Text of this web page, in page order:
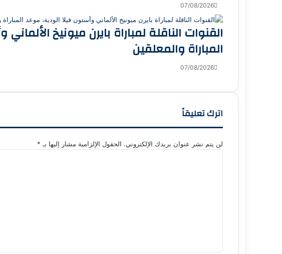
07/08/2026
القنوات الناقلة لمباراة بايرن ميونيخ
المباراة والمعلقين
07/08/2026
اترك تعليقاً
لن يتم نشر عنوان بريدك الإلكتروني. الحقول الإلزامية مشار إليها بـ *